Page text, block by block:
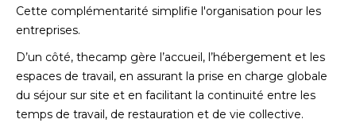
Cette complémentarité simplifie l'organisation pour les
entreprises.
D’un côté, thecamp gère l’accueil, l’hébergement et les
espaces de travail, en assurant la prise en charge globale
du séjour sur site et en facilitant la continuité entre les
temps de travail, de restauration et de vie collective.